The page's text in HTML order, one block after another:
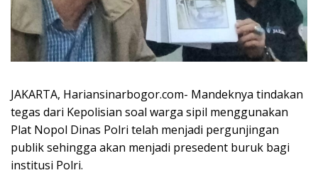
JAKARTA, Hariansinarbogor.com- Mandeknya tindakan
tegas dari Kepolisian soal warga sipil menggunakan
Plat Nopol Dinas Polri telah menjadi pergunjingan
publik sehingga akan menjadi presedent buruk bagi
institusi Polri.